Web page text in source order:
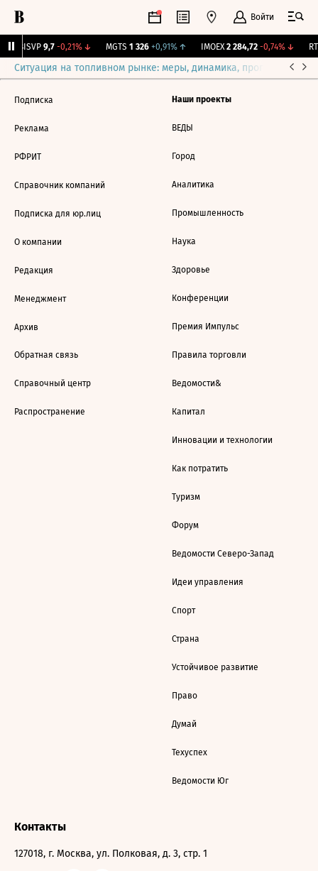
Войти
BISVP 9,7 -0,21%↓ MGTS 1 326 +0,91%↑ IMOEX 2 284,72 -0,74%↓
Ситуация на топливном рынке: меры, динамика, прогнозы
Подписка
Реклама
РФРИТ
Справочник компаний
Подписка для юр.лиц
О компании
Редакция
Менеджмент
Архив
Обратная связь
Справочный центр
Распространение
Наши проекты
ВЕДЫ
Город
Аналитика
Промышленность
Наука
Здоровье
Конференции
Премия Импульс
Правила торговли
Ведомости&
Капитал
Инновации и технологии
Как потратить
Туризм
Форум
Ведомости Северо-Запад
Идеи управления
Спорт
Страна
Устойчивое развитие
Право
Думай
Техуспех
Ведомости Юг
Контакты
127018, г. Москва, ул. Полковая, д. 3, стр. 1